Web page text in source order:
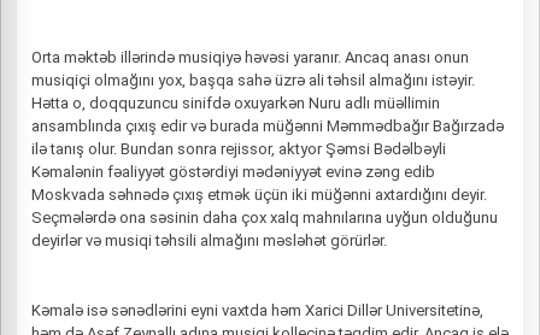
Orta məktəb illərində musiqiyə həvəsi yaranır. Ancaq anası onun
musiqiçi olmağını yox, başqa sahə üzrə ali təhsil almağını istəyir.
Hətta o, doqquzuncu sinifdə oxuyarkən Nuru adlı müəllimin
ansamblında çıxış edir və burada müğənni Məmmədbağır Bağırzadə
ilə tanış olur. Bundan sonra rejissor, aktyor Şəmsi Bədəlbəyli
Kəmalənin fəaliyyət göstərdiyi mədəniyyət evinə zəng edib
Moskvada səhnədə çıxış etmək üçün iki müğənni axtardığını deyir.
Seçmələrdə ona səsinin daha çox xalq mahnılarına uyğun olduğunu
deyirlər və musiqi təhsili almağını məsləhət görürlər.
Kəmalə isə sənədlərini eyni vaxtda həm Xarici Dillər Universitetinə,